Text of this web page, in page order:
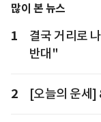
많이 본 뉴스
1
결국 거리로
반대"
2 [오늘의 운세]